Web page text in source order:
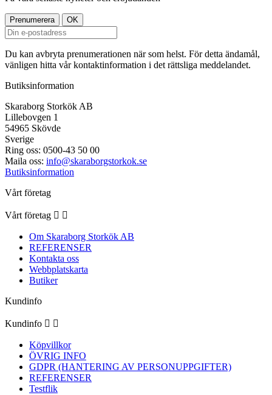
Du kan avbryta prenumerationen när som helst. För detta ändamål,
vänligen hitta vår kontaktinformation i det rättsliga meddelandet.
Butiksinformation
Skaraborg Storkök AB
Lillebovgen 1
54965 Skövde
Sverige
Ring oss: 0500-43 50 00
Maila oss: info@skaraborgstorkok.se
Butiksinformation
Vårt företag
Vårt företag  
Om Skaraborg Storkök AB
REFERENSER
Kontakta oss
Webbplatskarta
Butiker
Kundinfo
Kundinfo  
Köpvillkor
ÖVRIG INFO
GDPR (HANTERING AV PERSONUPPGIFTER)
REFERENSER
Testflik